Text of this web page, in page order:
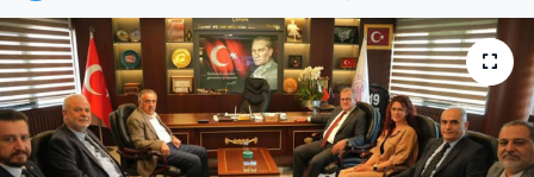
Eğitim
Ekonomi
Güncel